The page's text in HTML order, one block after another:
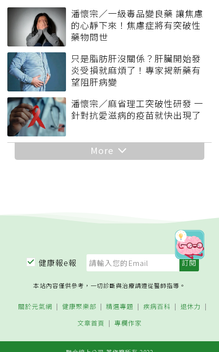
潘懷宗／一級毒品變良藥 讓焦慮
的心靜下來！焦慮症將有突破性
藥物問世
只是脂肪肝沒關係？肝臟開始發
炎受損就麻煩了！專家揭新藥有
望阻肝病變
潘懷宗／麻省理工突破性研發 一
針對抗愛滋病的疫苗就快出現了
More
健康報e報
本站內容僅供參考，一切診斷與治療請遵從醫師指導。
關於元氣網 健康聚樂部 精選專題 疾病百科
退休力
文章首頁
專欄作家